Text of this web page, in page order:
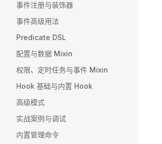
事件注册与装饰器
事件高级用法
Predicate DSL
配置与数据 Mixin
权限、定时任务与事件 Mixin
Hook 基础与内置 Hook
高级模式
实战案例与调试
内置管理命令